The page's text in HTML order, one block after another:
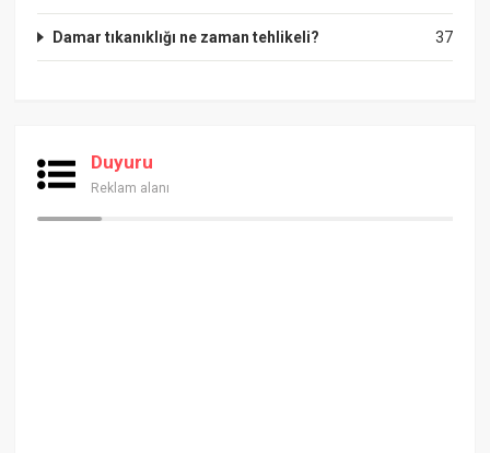
37
Damar tıkanıklığı ne zaman tehlikeli?
Duyuru
Reklam alanı